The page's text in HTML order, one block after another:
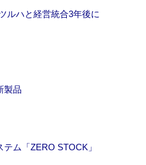
ルハと経営統合3年後に
製品
ム「ZERO STOCK」